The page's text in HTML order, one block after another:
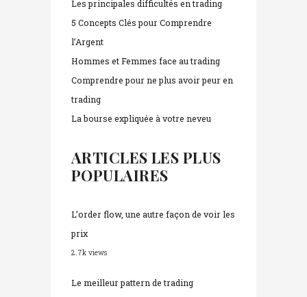
Les principales difficultés en trading
5 Concepts Clés pour Comprendre
l’Argent
Hommes et Femmes face au trading
Comprendre pour ne plus avoir peur en
trading
La bourse expliquée à votre neveu
ARTICLES LES PLUS
POPULAIRES
L’order flow, une autre façon de voir les
prix
2.7k views
Le meilleur pattern de trading